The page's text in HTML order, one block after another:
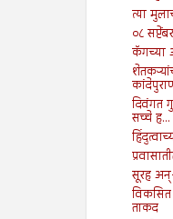
त्या
०८
कॅगच्या
दिवंगत
सच्चे ह...
सूरह
विकसित
ताकद